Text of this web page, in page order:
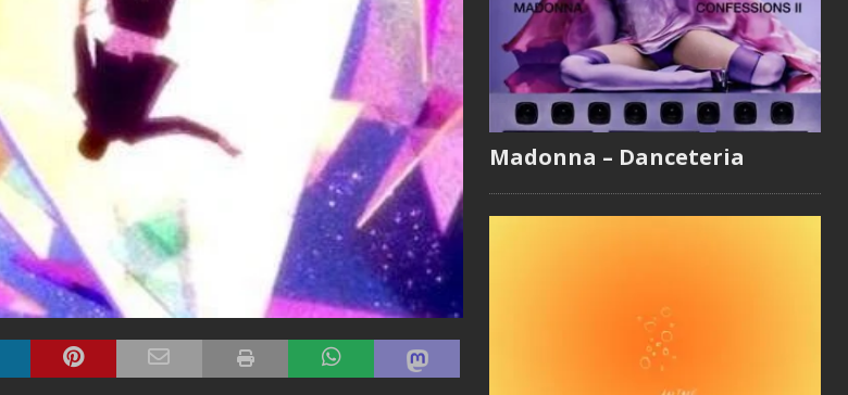
Madonna – Danceteria